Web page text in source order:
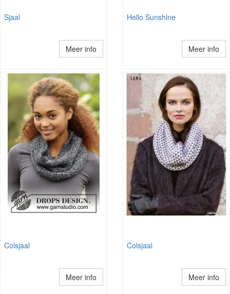
Sjaal
Meer info
Hello Sunshine
Meer info
Colsjaal
Meer info
Colsjaal
Meer info